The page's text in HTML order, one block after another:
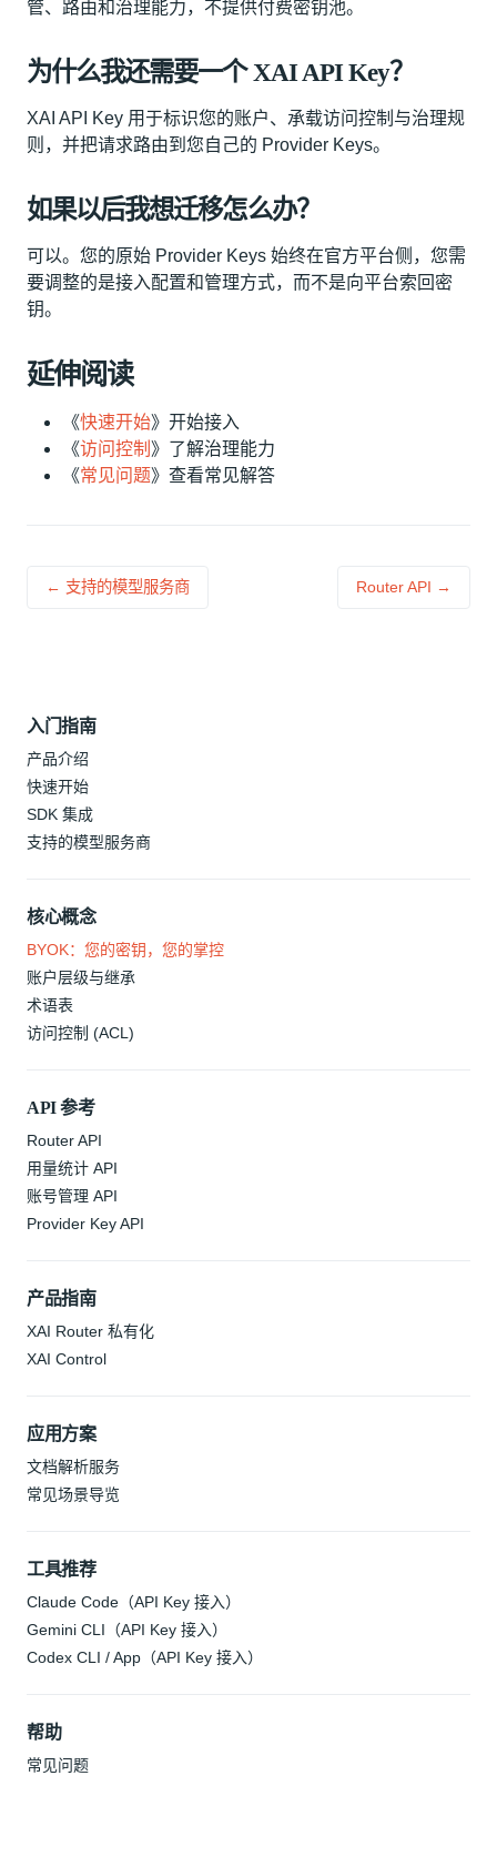
入门指南
产品介绍
快速开始
SDK 集成
支持的模型服务商
核心概念
BYOK：您的密钥，您的掌控
账户层级与继承
术语表
访问控制 (ACL)
API 参考
Router API
用量统计 API
账号管理 API
Provider Key API
产品指南
XAI Router 私有化
XAI Control
应用方案
文档解析服务
常见场景导览
工具推荐
Claude Code（API Key 接入）
Gemini CLI（API Key 接入）
Codex CLI / App（API Key 接入）
帮助
常见问题
管、路由和治理能力，不提供付费密钥池。
为什么我还需要一个 XAI API Key？
XAI API Key 用于标识您的账户、承载访问控制与治理规
则，并把请求路由到您自己的 Provider Keys。
如果以后我想迁移怎么办？
可以。您的原始 Provider Keys 始终在官方平台侧，您需
要调整的是接入配置和管理方式，而不是向平台索回密
钥。
延伸阅读
《快速开始》开始接入
《访问控制 》了解治理能力
《常见问题》查看常见解答
← 支持的模型服务商 Router API →